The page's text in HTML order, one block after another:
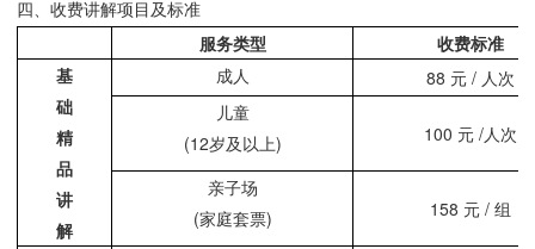
四、收费讲解项目及标准
服务类型
收费标准
基
础
精
品
讲
解
成人
88 元 / 人次
儿童
(12岁及以上)
100 元 /人次
亲子场
(家庭套票)
158 元 / 组